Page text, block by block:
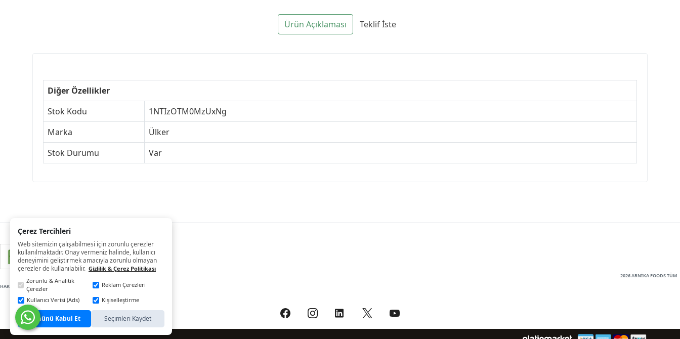
Ürün Açıklaması Teklif İste
Diğer Özellikler
Stok Kodu
1NTIzOTM0MzUxNg
Marka
Ülker
Stok Durumu
Var
2026 ARNİKA FOODS TÜM
HAKLARI SAKLIDIR
Çerez Tercihleri
Web sitemizin çalışabilmesi için zorunlu çerezler
kullanılmaktadır. Onay vermeniz halinde, kullanıcı
deneyimini geliştirmek amacıyla zorunlu olmayan
çerezler de kullanılabilir. Gizlilik & Çerez Politikası
Zorunlu & Analitik
Çerezler
Reklam Çerezleri
Kullanıcı Verisi (Ads)
Kişiselleştirme
Tümünü Kabul Et Seçimleri Kaydet